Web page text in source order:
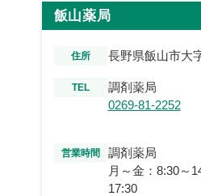
飯山薬局
住所 長野県飯山市大
TEL
調剤薬局
0269-81-2252
営業時間
調剤薬局
月～金：8:30～
17:30